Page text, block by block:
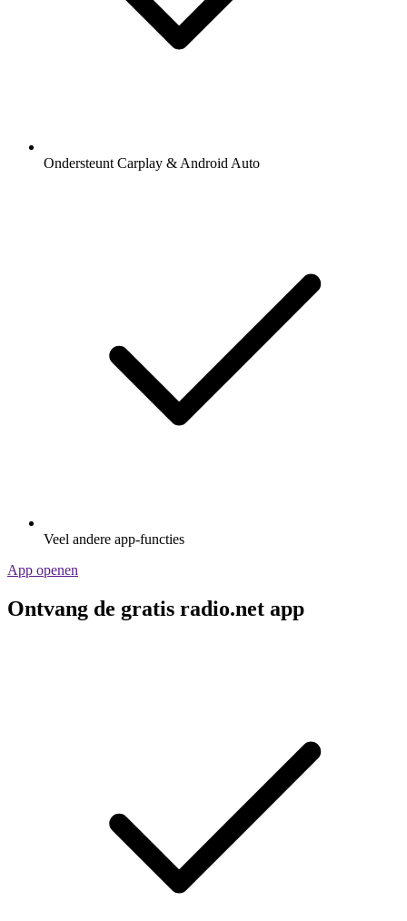
Ondersteunt Carplay & Android Auto
Veel andere app-functies
App openen
Ontvang de gratis radio.net app